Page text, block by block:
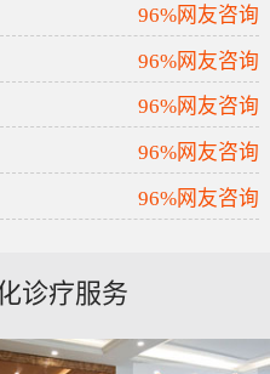
96%网友咨询
96%网友咨询
96%网友咨询
96%网友咨询
96%网友咨询
诊疗服务